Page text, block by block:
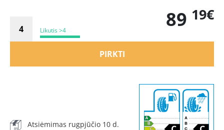
Likutis >4 89 19€
PIRKTI
Atsiėmimas rugpjūčio 10 d.